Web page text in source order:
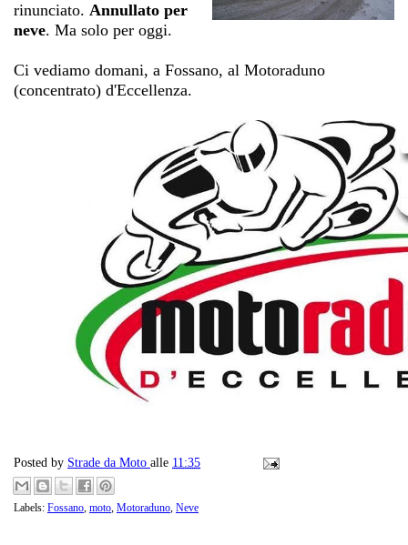
rinunciato. Annullato per
neve. Ma solo per oggi.
Ci vediamo domani, a Fossano, al Motoraduno
(concentrato) d'Eccellenza.
Posted by Strade da Moto alle 11:35
Labels: Fossano moto Motoraduno Neve